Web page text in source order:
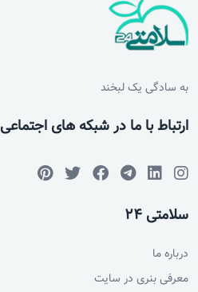
به سادگی یک لبخند
ارتباط با ما در شبکه های اجتماعی
سلامتی 24
درباره ما
معرفی بنری در سایت